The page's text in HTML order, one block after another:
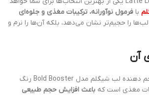
با فرمول نوآورانه، ترکیبات مغذی و جلوه‌ای
لب‌ها را حجیم‌تر نشان می‌دهد، بلکه آن‌ها را نرم و
آن
لیپ پلامپر شیگلم و حجم دهنده لب شیگلم مدل Bold Booster رنگ
باعث افزایش حجم طبیعی